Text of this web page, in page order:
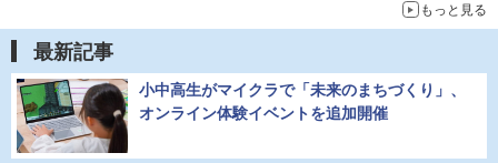
もっと見る
最新記事
小中高生がマイクラで「未来のまちづくり」、
オンライン体験イベントを追加開催